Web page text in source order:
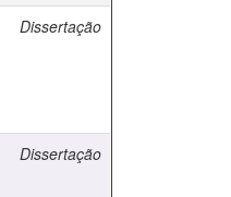
Dissertação
Dissertação